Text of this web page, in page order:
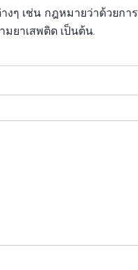
ๆ เช่น กฎหมายว่าด้วยกา
ยาเสพติด เป็นต้น.